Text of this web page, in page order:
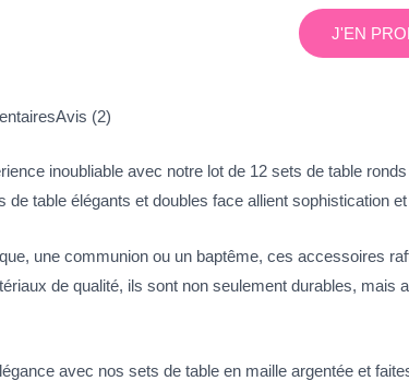
J'EN
Avis (2)
inoubliable avec notre lot de 12 sets de table
table élégants et doubles face allient sophistication
une communion ou un baptême, ces accessoires
de qualité, ils sont non seulement durables, mais
avec nos sets de table en maille argentée et